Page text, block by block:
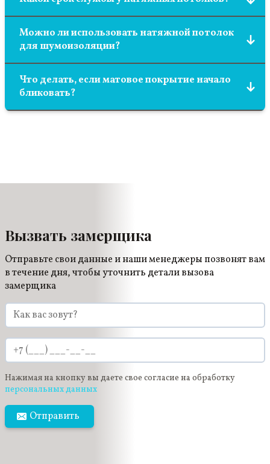
тыс руб.
лет при соблюдении правил эксплуатации.
Можно ли использовать натяжной потолок
для шумоизоляции?
шумов, но для более эффективной шумоизоляции
стоит использовать другие методы.
Что делать, если матовое покрытие начало
бликовать?
Вызвать замерщика
Отправьте свои данные и наши менеджеры позвонят вам
в течение дня, чтобы уточнить детали вызова
замерщика
Нажимая на кнопку вы даете свое согласие на обработку
персональных данных
Отправить